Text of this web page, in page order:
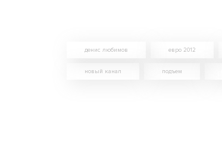
денис любимов евро 2012
новый канал подъем